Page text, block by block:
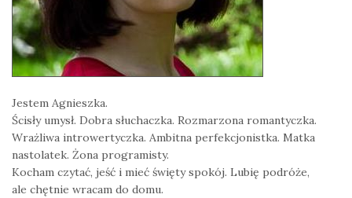
Jestem Agnieszka.
Ścisły umysł. Dobra słuchaczka. Rozmarzona romantyczka.
Wrażliwa introwertyczka. Ambitna perfekcjonistka. Matka
nastolatek. Żona programisty.
Kocham czytać, jeść i mieć święty spokój. Lubię podróże,
ale chętnie wracam do domu.